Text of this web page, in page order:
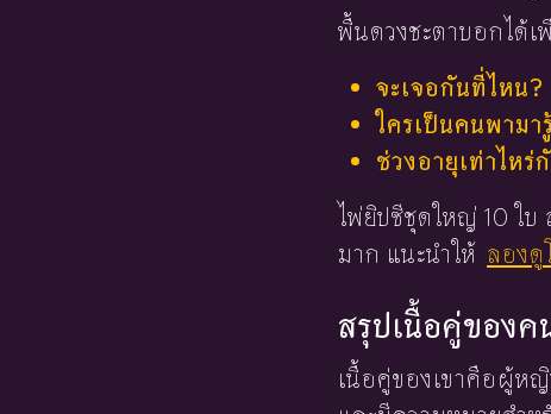
พื้นดวงชะตาบอกได้เ
จะเจอกันที่ไหน?
ใครเป็นคนพามา
ช่วงอายุเท่าไหร่
ไพ่ยิปซีชุดใหญ่ 10 ใบ
มาก แนะนำให้ ลองดู
สรุปเนื้อคู่ของ
เนื้อคู่ของเขาคือผู้ห